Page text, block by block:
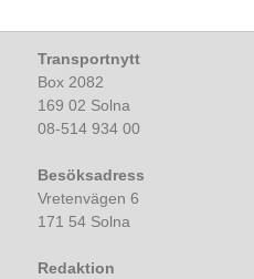
Transportnytt
Box 2082
169 02 Solna
08-514 934 00
Besöksadress
Vretenvägen 6
171 54 Solna
Redaktion